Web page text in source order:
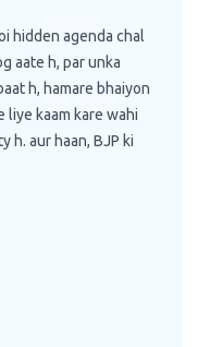
hidden agenda chal
aate h, par unka
h, hamare bhaiyon
liye kaam kare wahi
h. aur haan, BJP ki